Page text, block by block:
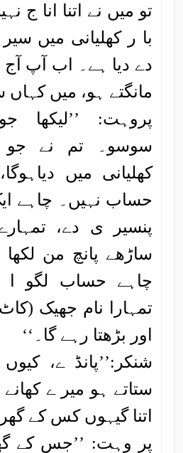
تو میں نے اتنا انا ج
با ر کھلیانی میں
دے دیا ہے۔ اب آپ آج
مانگتے ہو، میں کہاں
پروہت: ’’لیکھا
سوسو۔ تم نے جو
کھلیانی میں
حساب نہیں۔ چاہے
پنسیر ی دے،
ساڑھے پانچ من
چاہے حساب لگو ا
تمہارا نام جھیک
اور بڑھتا رہے گا۔‘‘
شنکر:’’پانڈ ے،
ستاتے ہو میر ے کھانے
اتنا گیہوں کس کے
پر وہت: ’’جس کے